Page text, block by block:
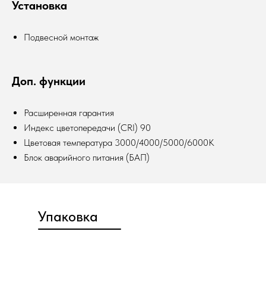
Установка
Подвесной монтаж
Доп. функции
Расширенная гарантия
Индекс цветопередачи (CRI) 90
Цветовая температура 3000/4000/5000/6000К
Блок аварийного питания (БАП)
Упаковка